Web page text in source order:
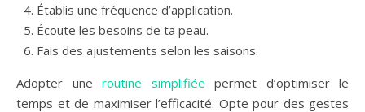
Établis une fréquence d’application.
Écoute les besoins de ta peau.
Fais des ajustements selon les saisons.
Adopter une routine simplifiée permet d’optimiser le
temps et de maximiser l’efficacité. Opte pour des gestes